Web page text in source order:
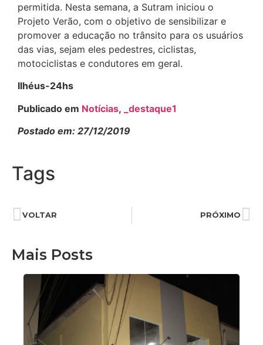
permitida. Nesta semana, a Sutram iniciou o
Projeto Verão, com o objetivo de sensibilizar e
promover a educação no trânsito para os usuários
das vias, sejam eles pedestres, ciclistas,
motociclistas e condutores em geral.
Ilhéus-24hs
Publicado em Notícias,
_destaque1
Postado em: 27/12/2019
Tags
VOLTAR PRÓXIMO
Mais Posts